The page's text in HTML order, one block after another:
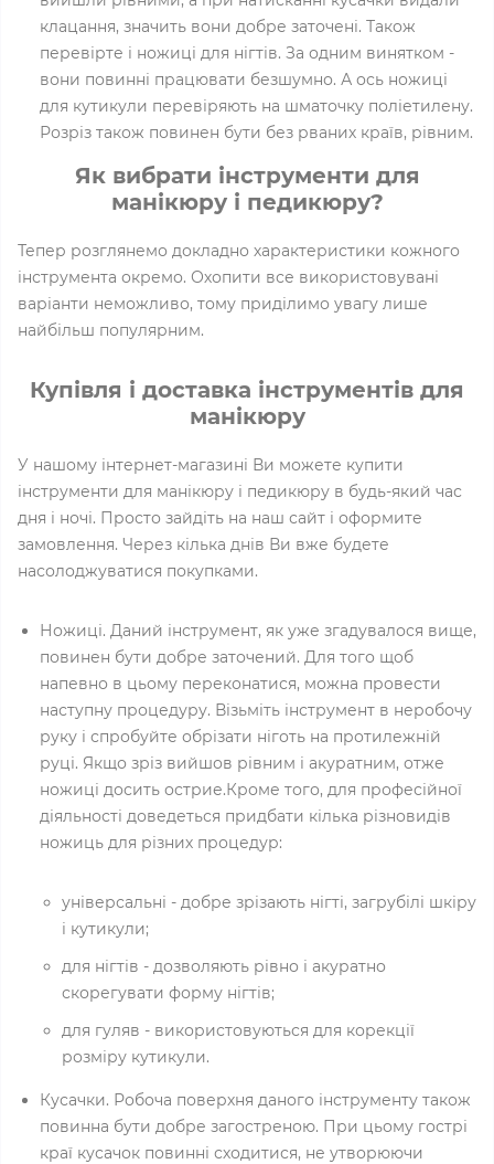
клацання, значить вони добре заточені. Також
перевірте і ножиці для нігтів. За одним винятком -
вони повинні працювати безшумно. А ось ножиці
для кутикули перевіряють на шматочку поліетилену.
Розріз також повинен бути без рваних країв, рівним.
Як вибрати інструменти для
манікюру і педикюру?
Тепер розглянемо докладно характеристики кожного
інструмента окремо. Охопити все використовувані
варіанти неможливо, тому приділимо увагу лише
найбільш популярним.
Купівля і доставка інструментів для
манікюру
У нашому інтернет-магазині Ви можете купити
інструменти для манікюру і педикюру в будь-який час
дня і ночі. Просто зайдіть на наш сайт і оформите
замовлення. Через кілька днів Ви вже будете
насолоджуватися покупками.
Ножиці. Даний інструмент, як уже згадувалося вище,
повинен бути добре заточений. Для того щоб
напевно в цьому переконатися, можна провести
наступну процедуру. Візьміть інструмент в неробочу
руку і спробуйте обрізати ніготь на протилежній
руці. Якщо зріз вийшов рівним і акуратним, отже
ножиці досить острие.Кроме того, для професійної
діяльності доведеться придбати кілька різновидів
ножиць для різних процедур:
універсальні - добре зрізають нігті, загрубілі шкіру
і кутикули;
для нігтів - дозволяють рівно і акуратно
скорегувати форму нігтів;
для гуляв - використовуються для корекції
розміру кутикули.
Кусачки. Робоча поверхня даного інструменту також
повинна бути добре загостреною. При цьому гострі
краї кусачок повинні сходитися, не утворюючи